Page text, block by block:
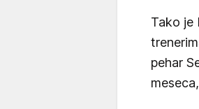
Tako je
pehar